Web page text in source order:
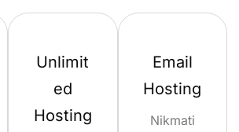
Unlimit
ed
Hosting
Email
Hosting
Nikmati